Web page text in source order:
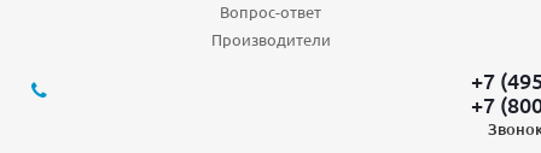
Вопрос-ответ
Производители
+7
+7